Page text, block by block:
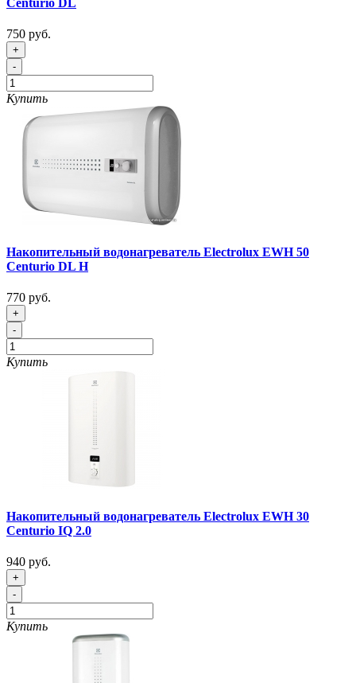
750 руб.
+
-
Купить
Накопительный водонагреватель Electrolux EWH 50
Centurio DL H
770 руб.
+
-
Купить
Накопительный водонагреватель Electrolux EWH 30
Centurio IQ 2.0
940 руб.
+
-
Купить